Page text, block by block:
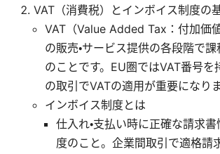
VAT（消費税）とインボイス制度の
VAT（Value Added Tax：付加価
の販売・サービス提供の各段階で
のことです。EU圏ではVAT番号を
の取引でVATの適用が重要になりま
インボイス制度とは
仕入れ・支払い時に正確な請求
度のこと。企業間取引で適格請